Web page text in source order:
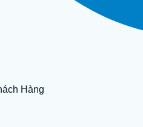
Hàng